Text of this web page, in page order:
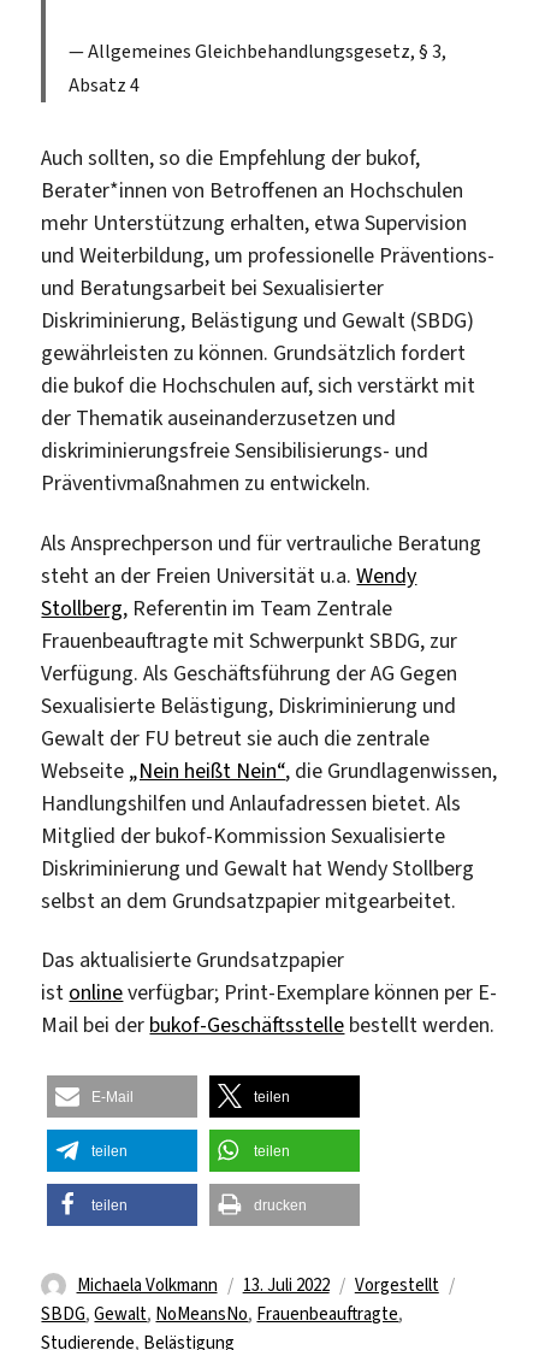
Allgemeines Gleichbehandlungsgesetz, § 3,
Absatz 4
Auch sollten, so die Empfehlung der bukof,
Berater*innen von Betroffenen an Hochschulen
mehr Unterstützung erhalten, etwa Supervision
und Weiterbildung, um professionelle Präventions-
und Beratungsarbeit bei Sexualisierter
Diskriminierung, Belästigung und Gewalt (SBDG)
gewährleisten zu können. Grundsätzlich fordert
die bukof die Hochschulen auf, sich verstärkt mit
der Thematik auseinanderzusetzen und
diskriminierungsfreie Sensibilisierungs- und
Präventivmaßnahmen zu entwickeln.
Als Ansprechperson und für vertrauliche Beratung
steht an der Freien Universität u.a.Wendy
Stollberg, Referentin im Team Zentrale
Frauenbeauftragte mit Schwerpunkt SBDG, zur
Verfügung. Als Geschäftsführung der AG Gegen
Sexualisierte Belästigung, Diskriminierung und
Gewalt der FU betreut sie auch die zentrale
Webseite „Nein heißt Nein“, die Grundlagenwissen,
Handlungshilfen und Anlaufadressen bietet. Als
Mitglied der bukof-Kommission Sexualisierte
Diskriminierung und Gewalt hat Wendy Stollberg
selbst an dem Grundsatzpapier mitgearbeitet.
Das aktualisierte Grundsatzpapier
ist onlineverfügbar; Print-Exemplare können per E-
Mail bei der bukof-Geschäftsstelle bestellt werden.
E-Mail teilen
teilen teilen
teilen drucken
Autor
Michaela Volkmann
Veröffentlicht
am
13. Juli 2022 Kategorien
Vorgestellt
SBDG,Gewalt, NoMeansNo, Frauenbeauftragte,
Studierende, Belästigung